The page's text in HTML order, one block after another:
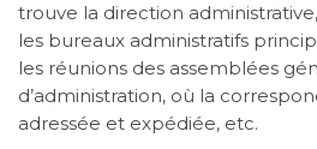
trouve la direction
les bureaux administratifs
les réunions des assemblées
d’administration, où la
adressée et expédiée, etc.